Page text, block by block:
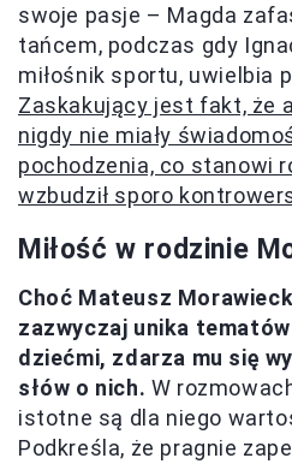
swoje pasje – Magda
tańcem, podczas gdy
miłośnik sportu, uwielbia
Zaskakujący jest fakt, że
nigdy nie miały
pochodzenia, co stanowi
wzbudził sporo
Miłość w rodzinie
Choć Mateusz
zazwyczaj unika
dziećmi, zdarza mu się
słów o nich. W
istotne są dla niego
Podkreśla, że pragnie